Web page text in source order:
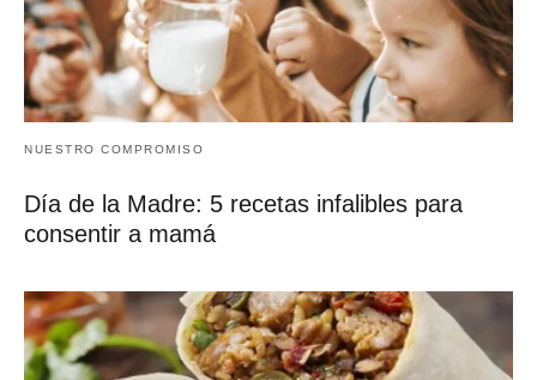
NUESTRO COMPROMISO
Día de la Madre: 5 recetas infalibles para
consentir a mamá